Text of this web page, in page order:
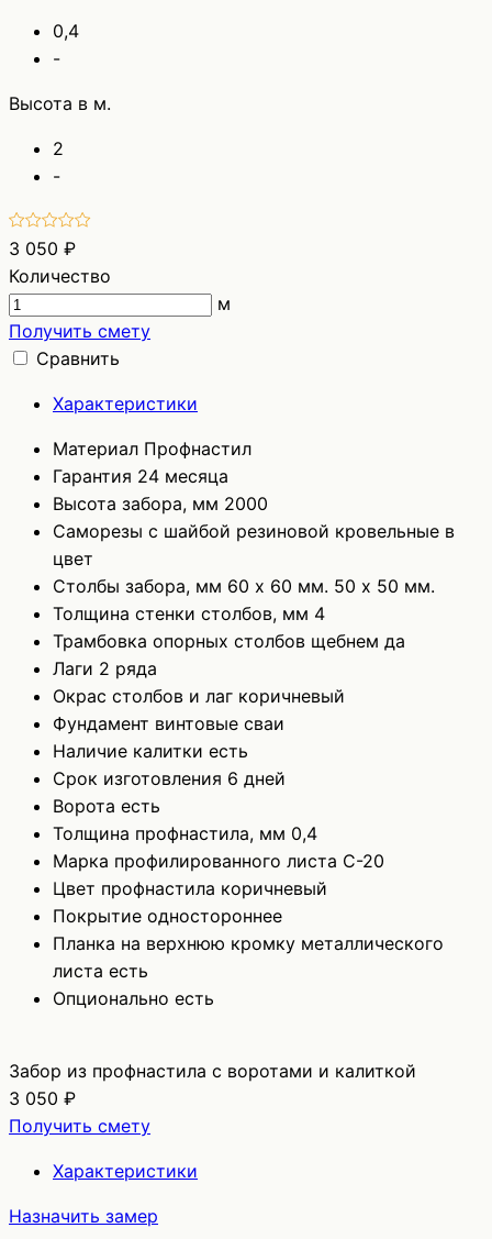
0,4
-
Высота в м.
2
-
3 050 ₽
Количество
м
Получить смету
Сравнить
Характеристики
Материал Профнастил
Гарантия 24 месяца
Высота забора, мм 2000
Саморезы с шайбой резиновой кровельные в
цвет
Столбы забора, мм 60 х 60 мм. 50 х 50 мм.
Толщина стенки столбов, мм 4
Трамбовка опорных столбов щебнем да
Лаги 2 ряда
Окрас столбов и лаг коричневый
Фундамент винтовые сваи
Наличие калитки есть
Срок изготовления 6 дней
Ворота есть
Толщина профнастила, мм 0,4
Марка профилированного листа С-20
Цвет профнастила коричневый
Покрытие одностороннее
Планка на верхнюю кромку металлического
листа есть
Опционально есть
Забор из профнастила с воротами и калиткой
3 050 ₽
Получить смету
Характеристики
Назначить замер